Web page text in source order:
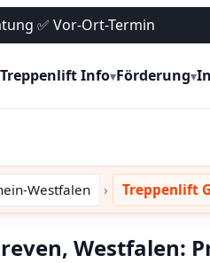
✅ Vor-Ort-Termin
Treppenlift Info▾Förderung▾
Westfalen Treppenlift
Westfalen: